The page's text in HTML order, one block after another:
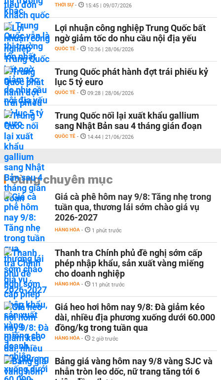
THỜI SỰ - 15:45 | 09/07/2026
Lợi nhuận công nghiệp Trung Quốc bất
ngờ giảm tốc do nhu cầu nội địa yếu
QUỐC TẾ - 10:36 | 28/06/2026
Trung Quốc phát hành đợt trái phiếu kỷ
lục 5 tỷ euro
QUỐC TẾ - 09:28 | 28/06/2026
Trung Quốc nối lại xuất khẩu gallium
sang Nhật Bản sau 4 tháng gián đoạn
QUỐC TẾ - 14:44 | 21/06/2026
Cùng chuyên mục
Giá cà phê hôm nay 9/8: Tăng nhẹ trong
tuần qua, thương lái sớm chào giá vụ
2026-2027
HÀNG HÓA - 1 phút trước
Thanh tra Chính phủ đề nghị sớm cấp
phép nhập khẩu, sản xuất vàng miếng
cho doanh nghiệp
HÀNG HÓA - 11 phút trước
Giá heo hơi hôm nay 9/8: Đà giảm kéo
dài, nhiều địa phương xuống dưới 60.000
đồng/kg trong tuần qua
HÀNG HÓA - 2 giờ trước
Bảng giá vàng hôm nay 9/8 vàng SJC và
nhẫn tròn leo dốc, nữ trang tăng tới 6